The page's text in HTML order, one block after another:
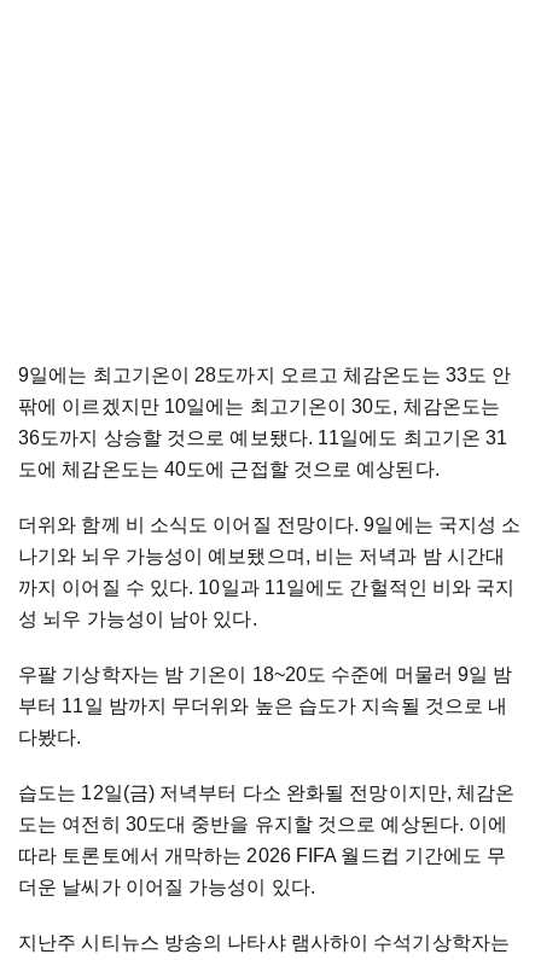
9일에는 최고기온이 28도까지 오르고 체감온도는 33도 안
팎에 이르겠지만 10일에는 최고기온이 30도, 체감온도는
36도까지 상승할 것으로 예보됐다. 11일에도 최고기온 31
도에 체감온도는 40도에 근접할 것으로 예상된다.
더위와 함께 비 소식도 이어질 전망이다. 9일에는 국지성 소
나기와 뇌우 가능성이 예보됐으며, 비는 저녁과 밤 시간대
까지 이어질 수 있다. 10일과 11일에도 간헐적인 비와 국지
성 뇌우 가능성이 남아 있다.
우팔 기상학자는 밤 기온이 18~20도 수준에 머물러 9일 밤
부터 11일 밤까지 무더위와 높은 습도가 지속될 것으로 내
다봤다.
습도는 12일(금) 저녁부터 다소 완화될 전망이지만, 체감온
도는 여전히 30도대 중반을 유지할 것으로 예상된다. 이에
따라 토론토에서 개막하는 2026 FIFA 월드컵 기간에도 무
더운 날씨가 이어질 가능성이 있다.
지난주 시티뉴스 방송의 나타샤 램사하이 수석기상학자는